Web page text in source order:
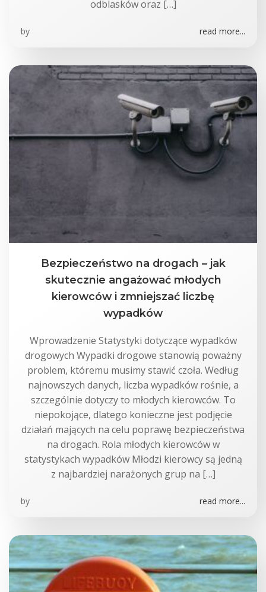
odblasków oraz […]
by read more...
Bezpieczeństwo na drogach – jak
skutecznie angażować młodych
kierowców i zmniejszać liczbę
wypadków
Wprowadzenie Statystyki dotyczące wypadków
drogowych Wypadki drogowe stanowią poważny
problem, któremu musimy stawić czoła. Według
najnowszych danych, liczba wypadków rośnie, a
szczególnie dotyczy to młodych kierowców. To
niepokojące, dlatego konieczne jest podjęcie
działań mających na celu poprawę bezpieczeństwa
na drogach. Rola młodych kierowców w
statystykach wypadków Młodzi kierowcy są jedną
z najbardziej narażonych grup na […]
by read more...